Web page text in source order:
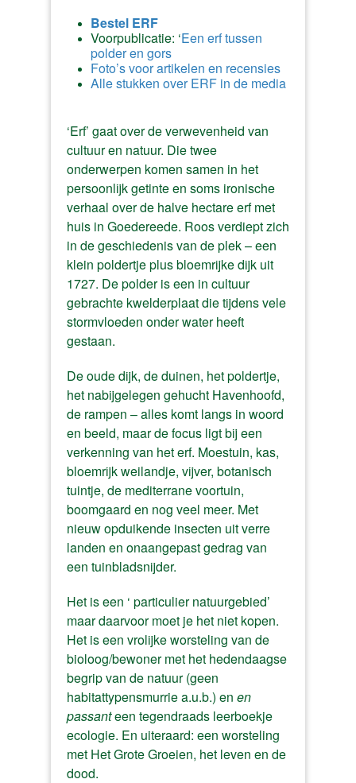
Bestel ERF
Voorpublicatie: ‘Een erf tussen
polder en gors
Foto’s voor artikelen en recensies
Alle stukken over ERF in de media
‘Erf’ gaat over de verwevenheid van
cultuur en natuur. Die twee
onderwerpen komen samen in het
persoonlijk getinte en soms ironische
verhaal over de halve hectare erf met
huis in Goedereede. Roos verdiept zich
in de geschiedenis van de plek – een
klein poldertje plus bloemrijke dijk uit
1727. De polder is een in cultuur
gebrachte kwelderplaat die tijdens vele
stormvloeden onder water heeft
gestaan.
De oude dijk, de duinen, het poldertje,
het nabijgelegen gehucht Havenhoofd,
de rampen – alles komt langs in woord
en beeld, maar de focus ligt bij een
verkenning van het erf. Moestuin, kas,
bloemrijk weilandje, vijver, botanisch
tuintje, de mediterrane voortuin,
boomgaard en nog veel meer. Met
nieuw opduikende insecten uit verre
landen en onaangepast gedrag van
een tuinbladsnijder.
Het is een ‘ particulier natuurgebied’
maar daarvoor moet je het niet kopen.
Het is een vrolijke worsteling van de
bioloog/bewoner met het hedendaagse
begrip van de natuur (geen
habitattypensmurrie a.u.b.) en en
passanteen tegendraads leerboekje
ecologie. En uiteraard: een worsteling
met Het Grote Groeien, het leven en de
dood.